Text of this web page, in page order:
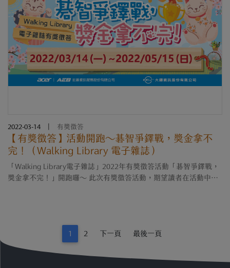
2022-03-14 有獎徵答
【有獎徵答】活動開跑～碁智爭鐸戰，獎金拿不
完！（Walking Library 電子雜誌）
「Walking Library電子雜誌」2022年有獎徵答活動「碁智爭鐸戰，
獎金拿不完！」開跑囉～ 此次有獎徵答活動，期望讀者在活動中，
1 2 下一頁 最後一頁